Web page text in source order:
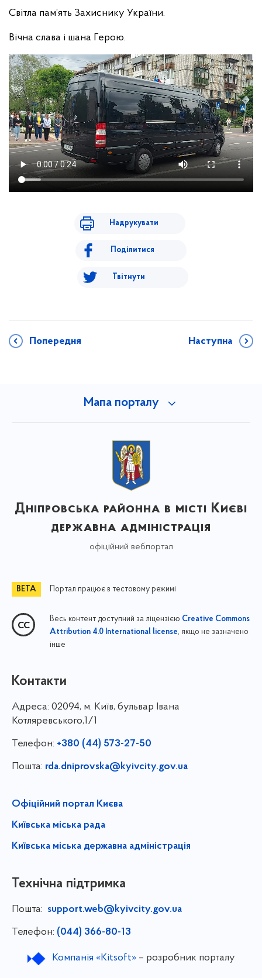
Світла пам’ять Захиснику України.
Вічна слава і шана Герою.
Надрукувати
Поділитися
Твітнути
Попередня Наступна
Мапа порталу
Дніпровська районна в місті Києві
державна адміністрація
офіційний вебпортал
Портал працює в тестовому режимі
Весь контент доступний за ліцензією Creative Commons
Attribution 4.0 International license, якщо не зазначено
інше
Контакти
Адреса: 02094, м. Київ, бульвар Івана
Котляревського,1/1
Телефон: +380 (44) 573-27-50
Пошта: rda.dniprovska@kyivcity.gov.ua
Офіційний портал Києва
Київська міська рада
Київська міська державна адміністрація
Технічна підтримка
Пошта: support.web@kyivcity.gov.ua
Телефон: (044) 366-80-13
Компанія «Kitsoft»– розробник порталу